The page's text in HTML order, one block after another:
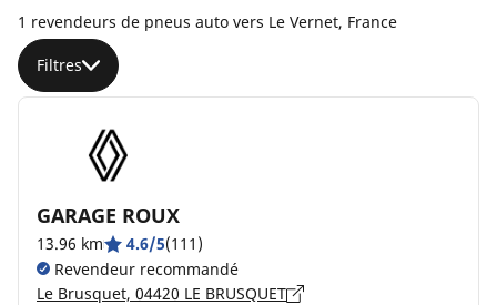
1 revendeurs de pneus auto vers Le Vernet, France
Filtres
GARAGE ROUX
13.96 km 4.6/5(111)
Revendeur recommandé
Le Brusquet, 04420 LE BRUSQUET